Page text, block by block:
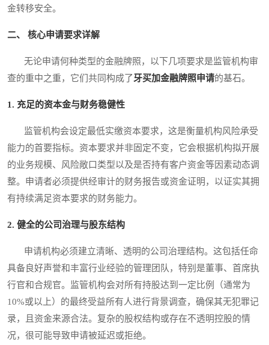
金转移安全。
二、 核心申请要求详解
无论申请何种类型的金融牌照，以下几项要求是监管机构审
查的重中之重，它们共同构成了 牙买加金融牌照申请的基石。
1. 充足的资本金与财务稳健性
监管机构会设定最低实缴资本要求，这是衡量机构风险承受
能力的首要指标。资本要求并非固定不变，它会根据机构拟开展
的业务规模、风险敞口类型以及是否持有客户资金等因素动态调
整。申请者必须提供经审计的财务报告或资金证明，以证实其拥
有持续满足资本要求的财务能力。
2. 健全的公司治理与股东结构
申请机构必须建立清晰、透明的公司治理结构。这包括任命
具备良好声誉和丰富行业经验的管理团队，特别是董事、首席执
行官和合规官。监管机构会对所有持股达到一定比例（通常为
10%或以上）的最终受益所有人进行背景调查，确保其无犯罪记
录，且资金来源合法。复杂的股权结构或存在不透明控股的情
况，很可能导致申请被延迟或拒绝。